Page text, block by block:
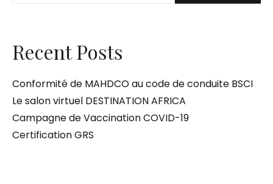
Recent Posts
Conformité de MAHDCO au code de conduite BSCI
Le salon virtuel DESTINATION AFRICA
Campagne de Vaccination COVID-19
Certification GRS